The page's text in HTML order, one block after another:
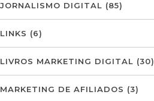
JORNALISMO DIGITAL (85)
LINKS (6)
LIVROS MARKETING DIGITAL (30)
MARKETING DE AFILIADOS (3)